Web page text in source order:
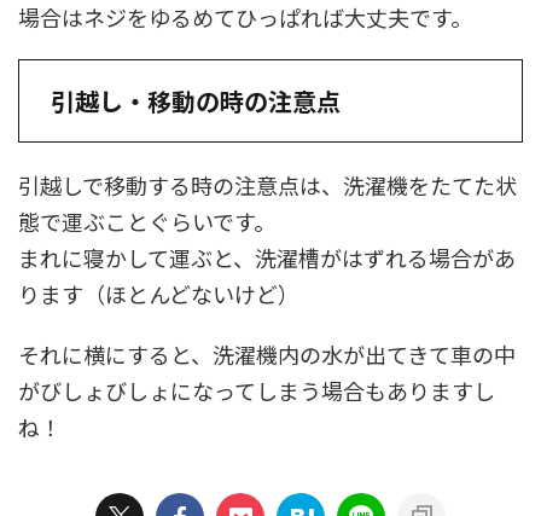
場合はネジをゆるめてひっぱれば大丈夫です。
引越し・移動の時の注意点
引越しで移動する時の注意点は、洗濯機をたてた状
態で運ぶことぐらいです。
まれに寝かして運ぶと、洗濯槽がはずれる場合があ
ります（ほとんどないけど）
それに横にすると、洗濯機内の水が出てきて車の中
がびしょびしょになってしまう場合もありますし
ね！